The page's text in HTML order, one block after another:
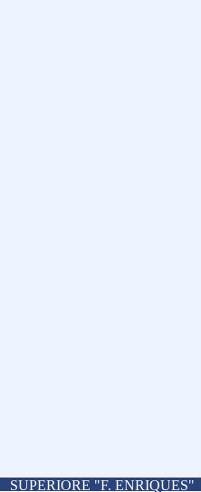
SUPERIORE "F. ENRIQUES"